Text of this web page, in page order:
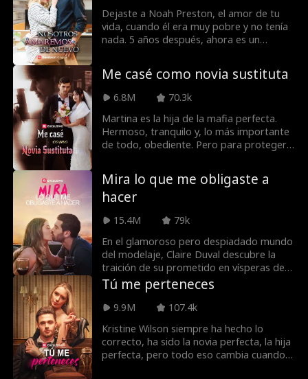
Dejaste a Noah Preston, el amor de tu
vida, cuando él era muy pobre y no tenía
nada. 5 años después, ahora es un
empresa y hacer que su vida sea un
infierno. ¿Le dirás la verdad sobre por
qué realmente lo dejaste, o es
demasiado tarde para una segunda
oportunidad de amor?
Me casé como novia sustituta
6.8M
70.3k
Martina es la hija de la mafia perfecta.
Hermoso, tranquilo y, lo más importante
de todo, obediente. Pero para proteger
órdenes de su padre y llevará el lugar de
su hermana como novia a la mafia más
mortal y notoria de todas ... el carnicero.
Mira lo que me obligaste a
hacer
15.4M
79k
En el glamoroso pero despiadado mundo
del modelaje, Claire Duval descubre la
traición de su prometido en vísperas de
su boda. Al asociarse con el magnate
Christian Cross para un matrimonio de
conveniencia, se embarca en un viaje para
navegando por el amor, el engaño y el
deseo de justicia en el contexto de la
industria de la moda de alto riesgo.
Tú me perteneces
9.9M
107.4k
Kristine Wilson siempre ha hecho lo
correcto, ha sido la novia perfecta, la hija
perfecta, pero todo eso cambia cuando